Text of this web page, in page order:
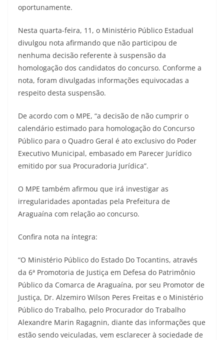
oportunamente.
Nesta quarta-feira, 11, o Ministério Público Estadual
divulgou nota afirmando que não participou de
nenhuma decisão referente à suspensão da
homologação dos candidatos do concurso. Conforme a
nota, foram divulgadas informações equivocadas a
respeito desta suspensão.
De acordo com o MPE, “a decisão de não cumprir o
calendário estimado para homologação do Concurso
Público para o Quadro Geral é ato exclusivo do Poder
Executivo Municipal, embasado em Parecer Jurídico
emitido por sua Procuradoria Jurídica”.
O MPE também afirmou que irá investigar as
irregularidades apontadas pela Prefeitura de
Araguaína com relação ao concurso.
Confira nota na íntegra:
“O Ministério Público do Estado Do Tocantins, através
da 6ª Promotoria de Justiça em Defesa do Patrimônio
Público da Comarca de Araguaína, por seu Promotor de
Justiça, Dr. Alzemiro Wilson Peres Freitas e o Ministério
Público do Trabalho, pelo Procurador do Trabalho
Alexandre Marin Ragagnin, diante das informações que
estão sendo veiculadas, vem esclarecer à sociedade de